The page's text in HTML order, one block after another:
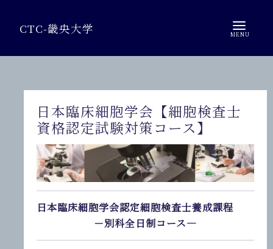
CTC-畿央大学
日本臨床細胞学会【細胞検査士
資格認定試験対策コース】
日本臨床細胞学会認定細胞検査士養成課程
－別科全日制コース―